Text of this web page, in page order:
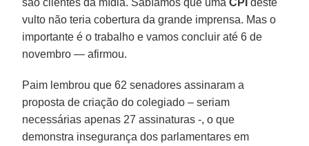
vulto não teria cobertura da grande imprensa. Mas o
importante é o trabalho e vamos concluir até 6 de
novembro — afirmou.
Paim lembrou que 62 senadores assinaram a
proposta de criação do colegiado – seriam
necessárias apenas 27 assinaturas -, o que
demonstra insegurança dos parlamentares em